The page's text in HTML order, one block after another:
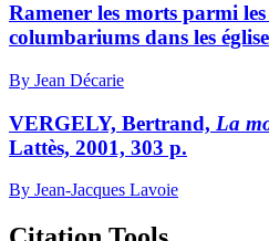
Ramener les morts parmi
columbariums dans les
By Jean Décarie
VERGELY, Bertrand, La
Lattès, 2001, 303 p.
By Jean-Jacques Lavoie